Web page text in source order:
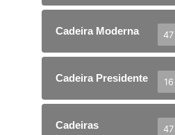
Cadeira Moderna 47
Cadeira Presidente 16
Cadeiras 47